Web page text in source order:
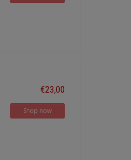
€23,00
Shop now